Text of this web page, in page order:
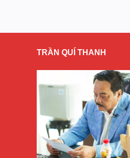
TRẦN QUÍ THANH